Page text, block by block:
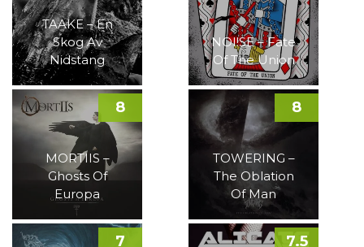
TAAKE – En
Skog Av
Nidstang
NOI!SE – Fate
Of The Union
MORTIIS –
Ghosts Of
Europa
8
TOWERING –
The Oblation
Of Man
8
7 7.5